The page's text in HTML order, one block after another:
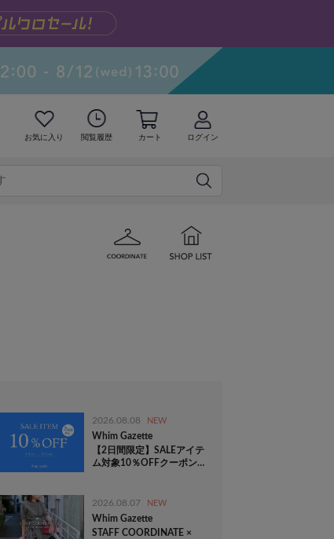
お気に入り 閲覧履歴 カート ログイン
2026.08.08 NEW
Whim Gazette
【2日間限定】SALEアイテ
ム対象10％OFFクーポン配
2026.08.07 NEW
Whim Gazette
STAFF COORDINATE ×